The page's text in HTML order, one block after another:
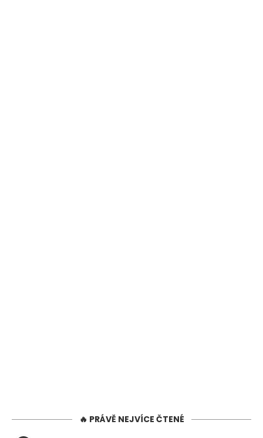
🔥 PRÁVĚ NEJVÍCE ČTENÉ